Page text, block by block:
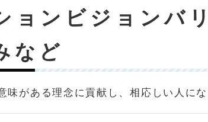
ョンビジョンバ
など
味がある理念に貢献し、相応しい人にな